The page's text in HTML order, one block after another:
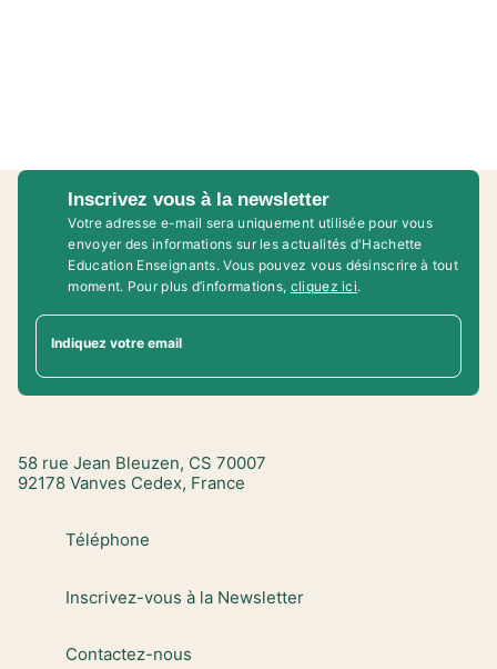
Inscrivez vous à la newsletter
Votre adresse e-mail sera uniquement utilisée pour vous
envoyer des informations sur les actualités d'Hachette
Education Enseignants. Vous pouvez vous désinscrire à tout
moment. Pour plus d’informations, cliquez ici.
Indiquez votre email
58 rue Jean Bleuzen, CS 70007
92178 Vanves Cedex, France
Téléphone
Inscrivez-vous à la Newsletter
Contactez-nous